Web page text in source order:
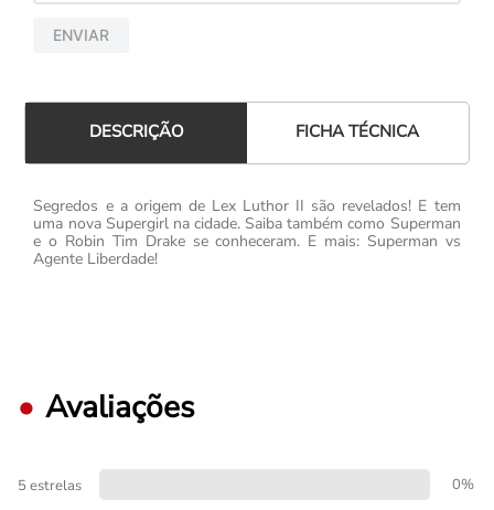
ENVIAR
DESCRIÇÃO FICHA TÉCNICA
Segredos e a origem de Lex Luthor II são revelados! E tem
uma nova Supergirl na cidade. Saiba também como Superman
e o Robin Tim Drake se conheceram. E mais: Superman vs
Agente Liberdade!
Avaliações
5 estrelas 0%